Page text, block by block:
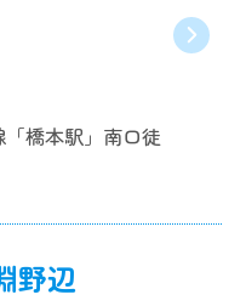
橋本駅」南口徒
野辺